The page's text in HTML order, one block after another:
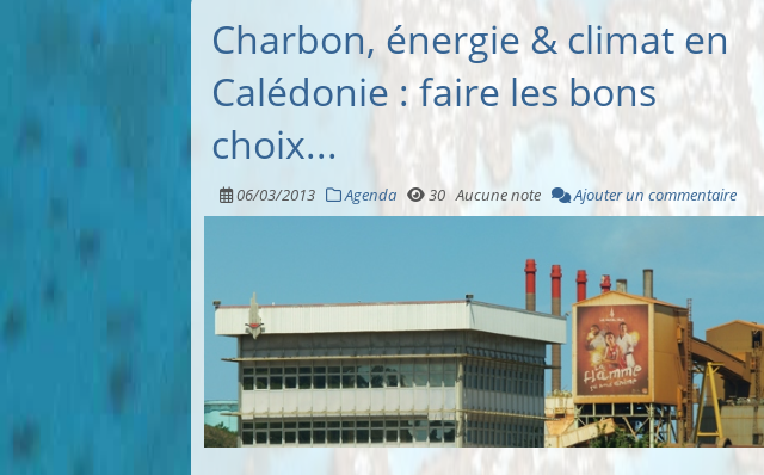
Charbon, énergie & climat en
Calédonie : faire les bons
choix...
06/03/2013 Agenda 30 Aucune note Ajouter un commentaire